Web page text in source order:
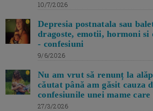
10/7/2026
Depresia postnatala sau
dragoste, emotii, hormoni si
- confesiuni
9/6/2026
Nu am vrut să renunț la
căutat până am găsit cauza
confesiunile unei mame care
27/3/2026